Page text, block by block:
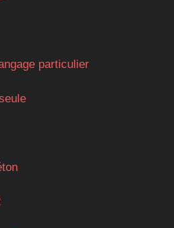
particulier